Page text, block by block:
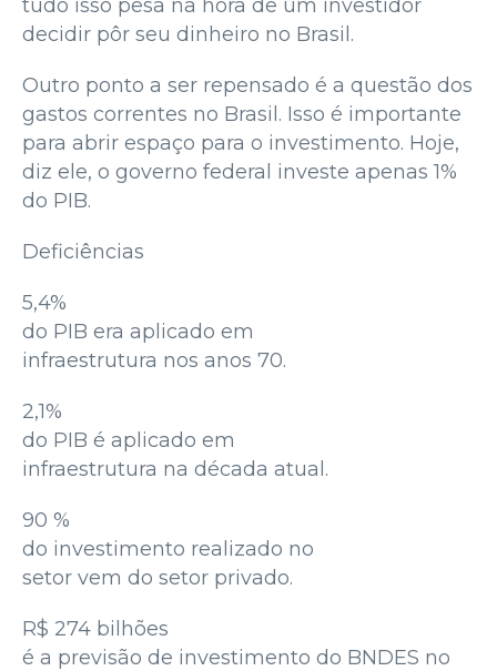
tudo isso pesa na hora de um investidor
decidir pôr seu dinheiro no Brasil.
Outro ponto a ser repensado é a questão dos
gastos correntes no Brasil. Isso é importante
para abrir espaço para o investimento. Hoje,
diz ele, o governo federal investe apenas 1%
do PIB.
Deficiências
5,4%
do PIB era aplicado em
infraestrutura nos anos 70.
2,1%
do PIB é aplicado em
infraestrutura na década atual.
90 %
do investimento realizado no
setor vem do setor privado.
R$ 274 bilhões
é a previsão de investimento do BNDES no